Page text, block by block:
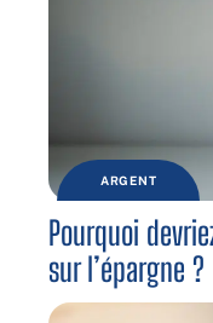
ARGENT
Pourquoi
sur l’épargne ?